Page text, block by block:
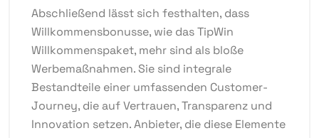
Abschließend lässt sich festhalten, dass
Willkommensbonusse, wie das TipWin
Willkommenspaket, mehr sind als bloße
Werbemaßnahmen. Sie sind integrale
Bestandteile einer umfassenden Customer-
Journey, die auf Vertrauen, Transparenz und
Innovation setzen. Anbieter, die diese Elemente